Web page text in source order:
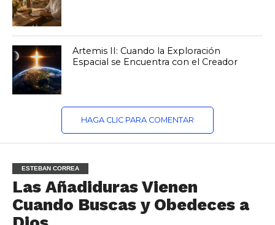
Artemis II: Cuando la Exploración
Espacial se Encuentra con el Creador
HAGA CLIC PARA COMENTAR
ESTEBAN CORREA
Las Añadiduras Vienen
Cuando Buscas y Obedeces a